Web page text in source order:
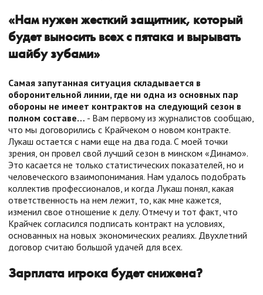
«Нам нужен жесткий защитник, который
будет выносить всех с пятака и вырывать
шайбу зубами»
Самая запутанная ситуация складывается в
оборонительной линии, где ни одна из основных пар
обороны не имеет контрактов на следующий сезон в
полном составе… - Вам первому из журналистов сообщаю,
что мы договорились с Крайчеком о новом контракте.
Лукаш остается с нами еще на два года. С моей точки
зрения, он провел свой лучший сезон в минском «Динамо».
Это касается не только статистических показателей, но и
человеческого взаимопонимания. Нам удалось подобрать
коллектив профессионалов, и когда Лукаш понял, какая
ответственность на нем лежит, то, как мне кажется,
изменил свое отношение к делу. Отмечу и тот факт, что
Крайчек согласился подписать контракт на условиях,
основанных на новых экономических реалиях. Двухлетний
договор считаю большой удачей для всех.
Зарплата игрока будет снижена?